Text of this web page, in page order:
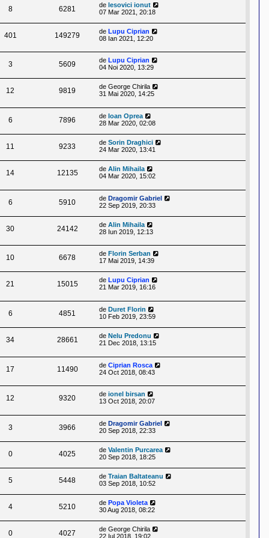
8 6281 de lesovici ionut
07 Mar 2021, 20:18
401 149279 de Lupu Ciprian
08 Ian 2021, 12:20
3 5609 de Lupu Ciprian
04 Noi 2020, 13:29
12 9819 de George Chirila
31 Mai 2020, 14:25
6 7896 de Ioan Oprea
28 Mar 2020, 02:08
11 9233 de Sorin Draghici
24 Mar 2020, 13:41
14 12135 de Alin Mihaila
04 Mar 2020, 15:02
6 5910 de Dragomir Gabriel
22 Sep 2019, 20:33
30 24142 de Alin Mihaila
28 Iun 2019, 12:13
10 6678 de Florin Serban
17 Mai 2019, 14:39
21 15015 de Lupu Ciprian
21 Mar 2019, 16:16
6 4851 de Duret Florin
10 Feb 2019, 23:59
34 28661 de Nelu Predonu
21 Dec 2018, 13:15
17 11490 de Ciprian Rosca
24 Oct 2018, 08:43
12 9320 de ionel birsan
13 Oct 2018, 20:07
3 3966 de Dragomir Gabriel
20 Sep 2018, 22:33
0 4025 de Valentin Purcarea
20 Sep 2018, 18:25
5 5448 de Traian Baltateanu
03 Sep 2018, 10:52
4 5210 de Popa Violeta
30 Aug 2018, 08:22
0 4027 de George Chirila
22 Iul 2018, 19:02